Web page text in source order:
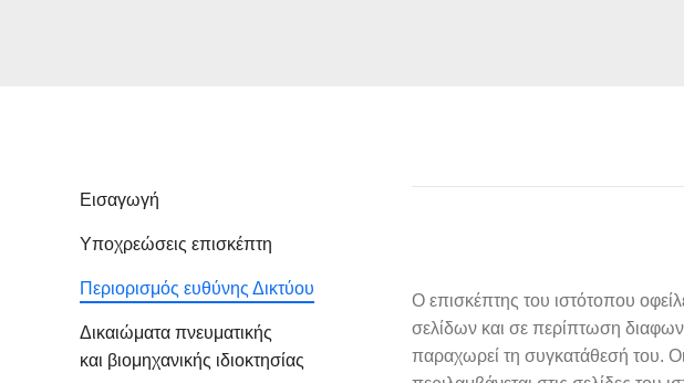
Εισαγωγή
Υποχρεώσεις επισκέπτη
Περιορισμός ευθύνης Δικτύου
Δικαιώματα πνευματικής
και βιομηχανικής ιδιοκτησίας
Ο επισκέπτης του ιστότοπου
σελίδων και σε περίπτωση
παραχωρεί τη συγκατάθεσή του.